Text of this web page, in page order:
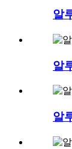
알
알
알